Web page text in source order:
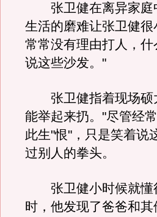
张卫健在离异家庭
生活的磨难让张卫健
常常没有理由打人，
说这些沙发。"
张卫健指着现场硕
能举起来扔。"尽管经
此生"恨"，只是笑着说
过别人的拳头。
张卫健小时候就懂
时，他发现了爸爸和